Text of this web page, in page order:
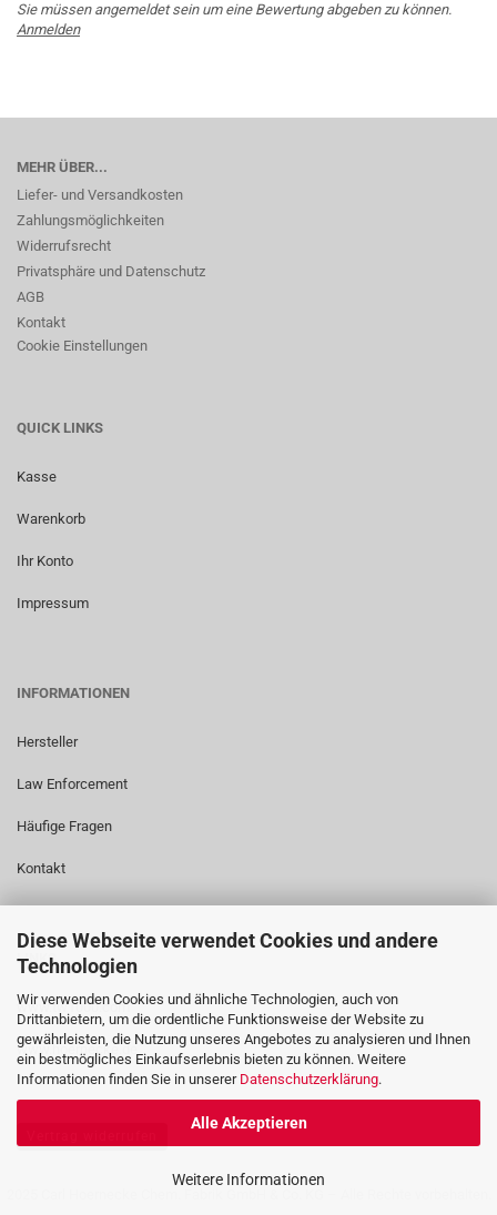
Diese Webseite verwendet Cookies und andere
Technologien
Wir verwenden Cookies und ähnliche Technologien, auch von
Drittanbietern, um die ordentliche Funktionsweise der Website zu
gewährleisten, die Nutzung unseres Angebotes zu analysieren und Ihnen
ein bestmögliches Einkaufserlebnis bieten zu können. Weitere
Informationen finden Sie in unserer Datenschutzerklärung.
Alle Akzeptieren
Weitere Informationen
Sie müssen angemeldet sein um eine Bewertung abgeben zu können.
Anmelden
MEHR ÜBER...
Liefer- und Versandkosten
Zahlungsmöglichkeiten
Widerrufsrecht
Privatsphäre und Datenschutz
AGB
Kontakt
Cookie Einstellungen
QUICK LINKS
Kasse
Warenkorb
Ihr Konto
Impressum
INFORMATIONEN
Hersteller
Law Enforcement
Häufige Fragen
Kontakt
LINKS
www.tw1000.com
www.hoernecke.de